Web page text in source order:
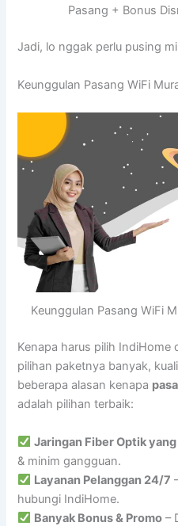
Pasang + Bonus
Jadi, lo nggak perlu pusing
Keunggulan Pasang WiFi
Keunggulan Pasang WiFi
Kenapa harus pilih IndiHome
pilihan paketnya banyak,
beberapa alasan kenapa
adalah pilihan terbaik:
Jaringan Fiber Optik
& minim gangguan.
Layanan Pelanggan 24/7
hubungi IndiHome.
Banyak Bonus & Promo –